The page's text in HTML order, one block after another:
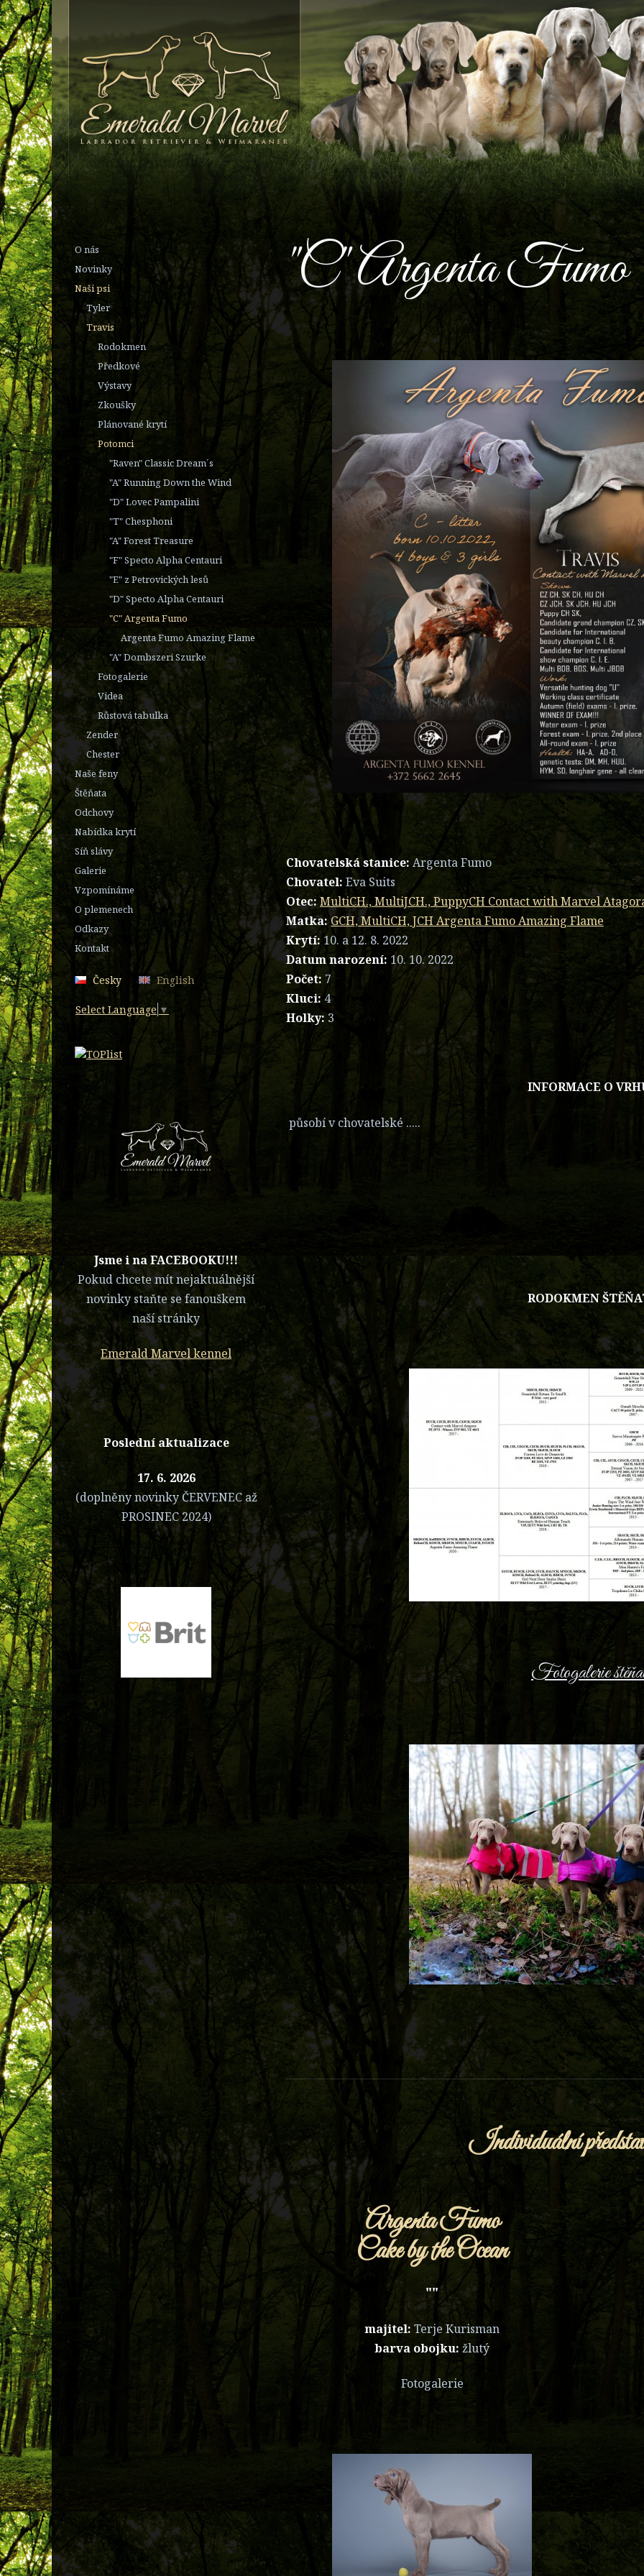
O nás
Novinky
Naši psi
Tyler
Travis
Rodokmen
Předkové
Výstavy
Zkoušky
Plánované krytí
Potomci
"Raven" Classic Dream´s
"A" Running Down the Wind
"D" Lovec Pampalini
"T" Chesphoni
"A" Forest Treasure
"F" Specto Alpha Centauri
"E" z Petrovických lesů
"D" Specto Alpha Centauri
"C" Argenta Fumo
Argenta Fumo Amazing Flame
"A" Dombszeri Szurke
Fotogalerie
Videa
Růstová tabulka
Zender
Chester
Naše feny
Štěňata
Odchovy
Nabídka krytí
Síň slávy
Galerie
Vzpomínáme
O plemenech
Odkazy
Kontakt
Česky English
Select Language ▼
​Jsme i na FACEBOOKU!!!
Pokud chcete mít nejaktuálnější
novinky staňte se fanouškem
naší stránky
Emerald Marvel kennel
Poslední aktualizace
17. 6. 2026
(doplněny novinky ČERVENEC až
PROSINEC 2024)
"C" Argenta Fumo
Chovatelská stanice: Argenta Fumo
Chovatel: Eva Suits
Otec:MultiCH., MultiJCH., PuppyCH Contact with Marvel
Matka:GCH, MultiCH, JCH Argenta Fumo Amazing Flame
Krytí: 10. a 12. 8. 2022
Datum narození: 10. 10. 2022
Počet: 7
Kluci: 4
Holky: 3
INFORMACE O
působí v chovatelské .....
RODOKMEN
Fotogalerie
Individuální
Argenta Fumo
Cake by the Ocean
""
majitel: Terje Kurisman
barva obojku: žlutý
Fotogalerie